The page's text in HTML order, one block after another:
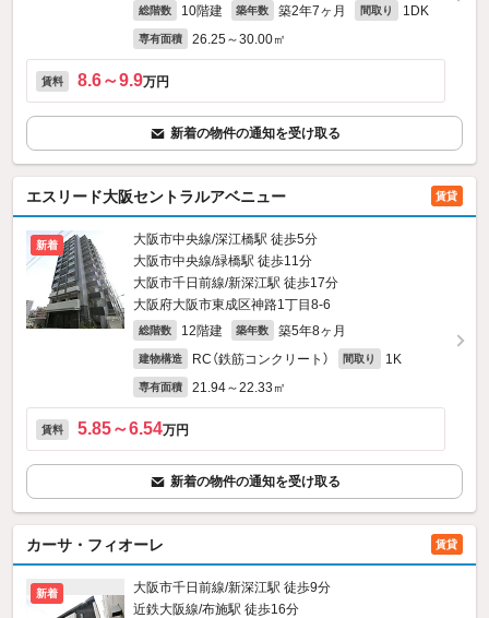
総階数 10階建 築年数 築2年7ヶ月 間取り 1DK
専有面積 26.25～30.00㎡
賃料 8.6～9.9万円
新着の物件の通知を受け取る
エスリード大阪セントラルアベニュー 賃貸
新着
大阪市中央線/深江橋駅 徒歩5分
大阪市中央線/緑橋駅 徒歩11分
大阪市千日前線/新深江駅 徒歩17分
大阪府大阪市東成区神路1丁目8-6
総階数 12階建 築年数 築5年8ヶ月
建物構造 RC（鉄筋コンクリート） 間取り 1K
専有面積 21.94～22.33㎡
賃料 5.85～6.54万円
新着の物件の通知を受け取る
カーサ・フィオーレ 賃貸
新着
大阪市千日前線/新深江駅 徒歩9分
近鉄大阪線/布施駅 徒歩16分